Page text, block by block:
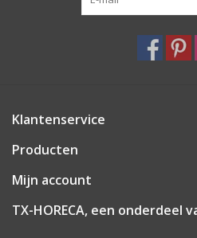
Klantenservice
Producten
Mijn account
TX-HORECA, een onderdeel